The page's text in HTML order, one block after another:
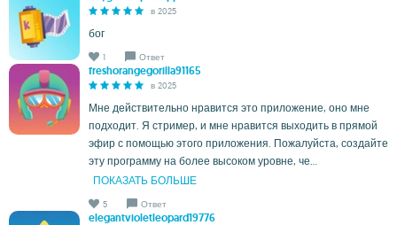
в 2025
бог
1 Ответ
freshorangegorilla91165
в 2025
Мне действительно нравится это приложение, оно мне
подходит. Я стример, и мне нравится выходить в прямой
эфир с помощью этого приложения. Пожалуйста, создайте
эту программу на более высоком уровне, че...
ПОКАЗАТЬ БОЛЬШЕ
5 Ответ
elegantvioletleopard19776